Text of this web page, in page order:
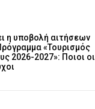
η υποβολή αιτήσεων
«Τουρισμός
2026-2027»: Ποιοι οι